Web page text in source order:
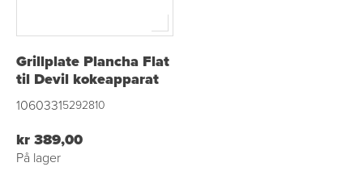
Grillplate Plancha Flat
til Devil kokeapparat
10603315292810
kr 389,00
På lager